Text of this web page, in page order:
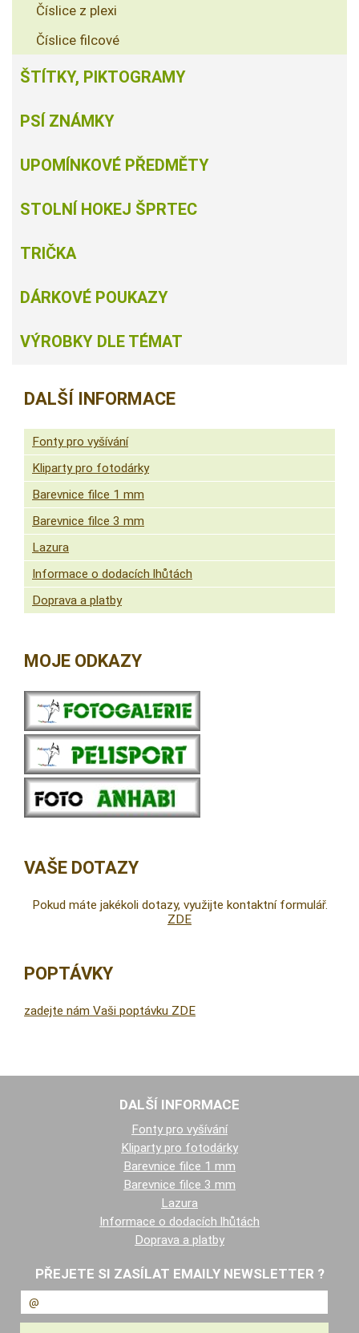
Číslice z plexi
Číslice filcové
ŠTÍTKY, PIKTOGRAMY
PSÍ ZNÁMKY
UPOMÍNKOVÉ PŘEDMĚTY
STOLNÍ HOKEJ ŠPRTEC
TRIČKA
DÁRKOVÉ POUKAZY
VÝROBKY DLE TÉMAT
DALŠÍ INFORMACE
Fonty pro vyšívání
Kliparty pro fotodárky
Barevnice filce 1 mm
Barevnice filce 3 mm
Lazura
Informace o dodacích lhůtách
Doprava a platby
MOJE ODKAZY
VAŠE DOTAZY
Pokud máte jakékoli dotazy, využijte kontaktní formulář.
ZDE
POPTÁVKY
zadejte nám Vaši poptávku ZDE
DALŠÍ INFORMACE
Fonty pro vyšívání
Kliparty pro fotodárky
Barevnice filce 1 mm
Barevnice filce 3 mm
Lazura
Informace o dodacích lhůtách
Doprava a platby
PŘEJETE SI ZASÍLAT EMAILY NEWSLETTER ?